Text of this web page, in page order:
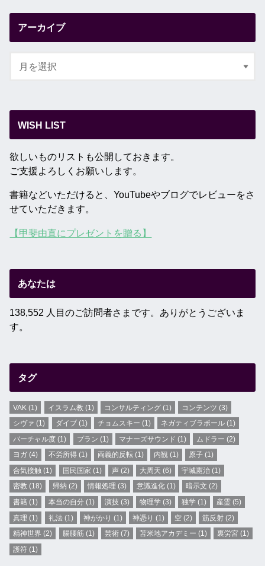
アーカイブ
WISH LIST
欲しいものリストも公開しておきます。
ご支援よろしくお願いします。
書籍などいただけると、YouTubeやブログでレビューをさ
せていただきます。
【甲斐由直にプレゼントを贈る】
あなたは
138,552 人目のご訪問者さまです。ありがとうございま
す。
タグ
VAK (1) イスラム教 (1) コンサルティング(1) コンテンツ (3)
シヴァ (1) ダイブ(1) チョムスキー (1) ネガティブラポール (1)
バーチャル度 (1) プラン (1) マナーズサウンド (1) ムドラー (2)
ヨガ (4) 不労所得(1) 両義的反転(1) 内観 (1) 原子 (1)
合気接触 (1) 国民国家 (1) 声(2) 大周天 (6) 宇城憲治 (1)
密教 (18) 帰納 (2) 情報処理 (3) 意識進化 (1) 暗示文 (2)
書籍 (1) 本当の自分 (1) 演技(3) 物理学 (3) 独学 (1) 産霊 (5)
真理 (1) 礼法(1) 神がかり (1) 神憑り (1) 空 (2) 筋反射 (2)
精神世界 (2) 腸腰筋(1) 芸術(7) 苫米地アカデミー (1) 裏労宮 (1)
護符 (1)